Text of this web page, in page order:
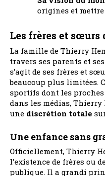
origines et
Les frères et
La famille de Thierry
travers ses parents et
s’agit de ses frères et
beaucoup plus limitées.
sportifs dont les
dans les médias,
une discrétion totale
Une enfance sans
Officiellement, Thierry
l’existence de frères ou
publique. Il a grandi